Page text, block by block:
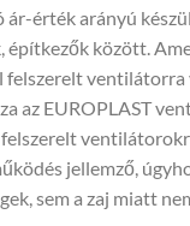
ár-érték arányú
építkezők között.
ventilátorra
az EUROPLAST
jellemző,
sem a zaj miatt